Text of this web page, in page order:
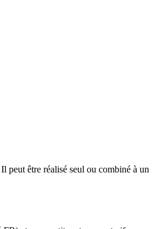
peut être réalisé seul ou combiné à un